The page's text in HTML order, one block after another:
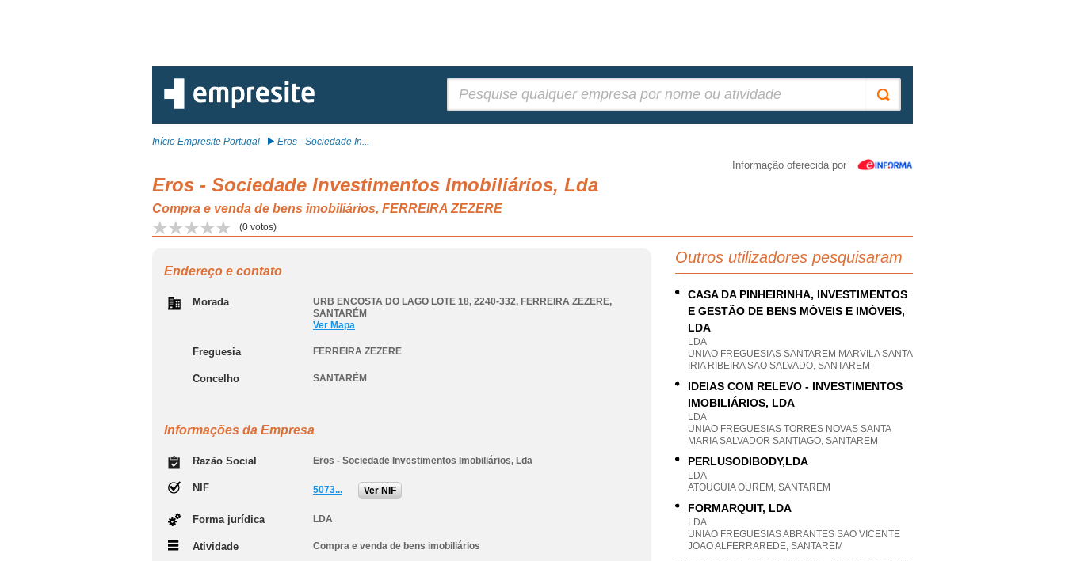
Início Empresite Portugal Eros - Sociedade In...
Informação oferecida por
Eros - Sociedade Investimentos Imobiliários, Lda
Compra e venda de bens imobiliários, FERREIRA ZEZERE
(0 votos)
Endereço e contato
Morada URB ENCOSTA DO LAGO LOTE 18, 2240-332, FERREIRA ZEZERE,
SANTARÉM
Ver Mapa
Freguesia FERREIRA ZEZERE
Concelho SANTARÉM
Informações da Empresa
Razão Social Eros - Sociedade Investimentos Imobiliários, Lda
NIF 5073... Ver NIF
Forma jurídica LDA
Atividade Compra e venda de bens imobiliários
Outros utilizadores pesquisaram
CASA DA PINHEIRINHA, INVESTIMENTOS
E GESTÃO DE BENS MÓVEIS E IMÓVEIS,
LDA
LDA
UNIAO FREGUESIAS SANTAREM MARVILA SANTA
IRIA RIBEIRA SAO SALVADO, SANTAREM
IDEIAS COM RELEVO - INVESTIMENTOS
IMOBILIÁRIOS, LDA
LDA
UNIAO FREGUESIAS TORRES NOVAS SANTA
MARIA SALVADOR SANTIAGO, SANTAREM
PERLUSODIBODY,LDA
LDA
ATOUGUIA OUREM, SANTAREM
FORMARQUIT, LDA
LDA
UNIAO FREGUESIAS ABRANTES SAO VICENTE
JOAO ALFERRAREDE, SANTAREM